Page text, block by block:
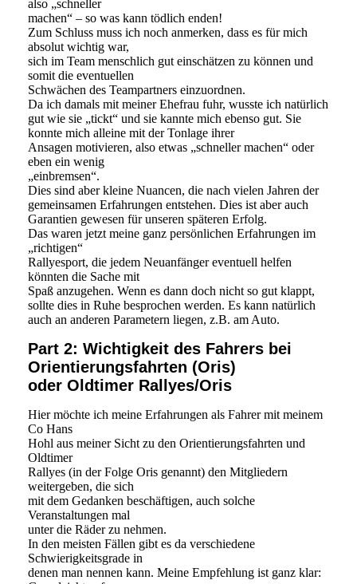
also „schneller
machen“ – so was kann tödlich enden!
Zum Schluss muss ich noch anmerken, dass es für mich
absolut wichtig war,
sich im Team menschlich gut einschätzen zu können und
somit die eventuellen
Schwächen des Teampartners einzuordnen.
Da ich damals mit meiner Ehefrau fuhr, wusste ich natürlich
gut wie sie „tickt“ und sie kannte mich ebenso gut. Sie
konnte mich alleine mit der Tonlage ihrer
Ansagen motivieren, also etwas „schneller machen“ oder
eben ein wenig
„einbremsen“.
Dies sind aber kleine Nuancen, die nach vielen Jahren der
gemeinsamen Erfahrungen entstehen. Dies ist aber auch
Garantien gewesen für unseren späteren Erfolg.
Das waren jetzt meine ganz persönlichen Erfahrungen im
„richtigen“
Rallyesport, die jedem Neuanfänger eventuell helfen
könnten die Sache mit
Spaß anzugehen. Wenn es dann doch nicht so gut klappt,
sollte dies in Ruhe besprochen werden. Es kann natürlich
auch an anderen Parametern liegen, z.B. am Auto.
Part 2: Wichtigkeit des Fahrers bei
Orientierungsfahrten (Oris)
oder Oldtimer Rallyes/Oris
Hier möchte ich meine Erfahrungen als Fahrer mit meinem
Co Hans
Hohl aus meiner Sicht zu den Orientierungsfahrten und
Oldtimer
Rallyes (in der Folge Oris genannt) den Mitgliedern
weitergeben, die sich
mit dem Gedanken beschäftigen, auch solche
Veranstaltungen mal
unter die Räder zu nehmen.
In den meisten Fällen gibt es da verschiedene
Schwierigkeitsgrade in
denen man nennen kann. Meine Empfehlung ist ganz klar: